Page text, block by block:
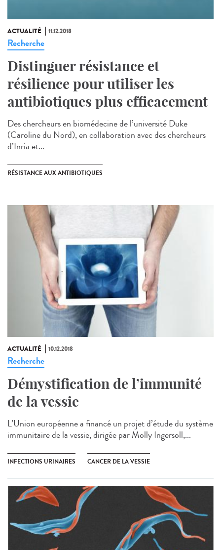
ACTUALITÉ 11.12.2018
Recherche
Distinguer résistance et
résilience pour utiliser les
antibiotiques plus efficacement
Des chercheurs en biomédecine de l’université Duke
(Caroline du Nord), en collaboration avec des chercheurs
d’Inria et...
RÉSISTANCE AUX ANTIBIOTIQUES
ACTUALITÉ 10.12.2018
Recherche
Démystification de l’immunité
de la vessie
L’Union européenne a financé un projet d’étude du système
immunitaire de la vessie, dirigée par Molly Ingersoll,...
INFECTIONS URINAIRES CANCER DE LA VESSIE